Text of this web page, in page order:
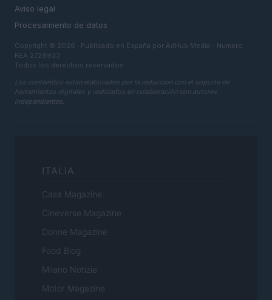
Aviso legal
Procesamiento de datos
Copyright © 2026 · Publicado en España por AdHub Media - Numero
REA 2729933
Todos los derechos reservados
Los contenidos están elaborados por la redacción con el soporte de
herramientas digitales y realizados en colaboración con autores
independientes.
ITALIA
Casa Magazine
Cineverse Magazine
Donne Magazine
Food Blog
Milano Notizie
Motor Magazine